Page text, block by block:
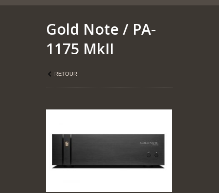
Gold Note / PA-
1175 MkII
RETOUR